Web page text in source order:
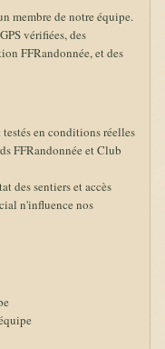
vérifiées, des
FFRandonnée, et des
en conditions réelles
FFRandonnée et Club
des sentiers et accès
n'influence nos